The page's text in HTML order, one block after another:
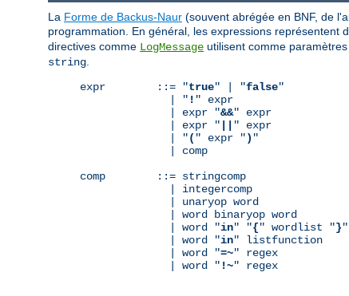
La Forme de Backus-Naur (souvent abrégée en BNF, de
programmation. En général, les expressions représentent
directives comme LogMessage utilisent comme
string
expr        ::= "true" | "false"
              | "
! " expr
              | expr "
&&" expr
              | expr "
" expr
              | "
( " expr ") "
              | comp
comp        ::= stringcomp
              | integercomp
              | unaryop word
              | word binaryop word
              | word "
in" "{" wordlist "}"
              | word "
in" listfunction
              | word "
=~" regex
              | word "
!~" regex